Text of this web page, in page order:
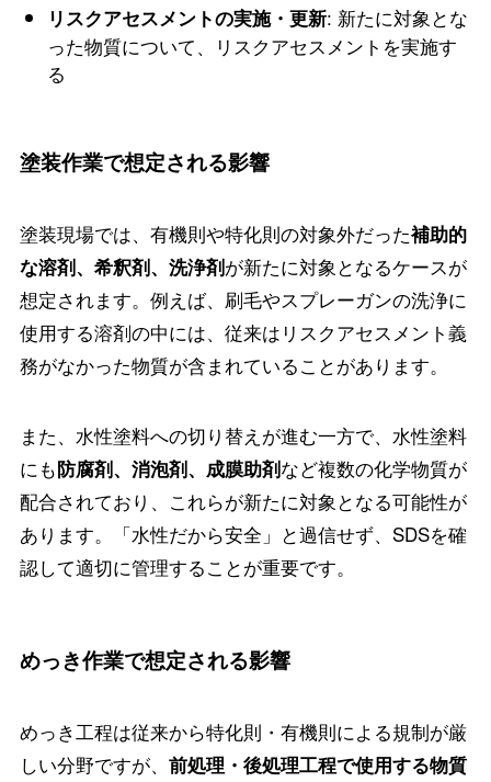
リスクアセスメントの実施・更新: 新たに対象とな
った物質について、リスクアセスメントを実施す
る
塗装作業で想定される影響
塗装現場では、有機則や特化則の対象外だった補助的
な溶剤、希釈剤、洗浄剤が新たに対象となるケースが
想定されます。例えば、刷毛やスプレーガンの洗浄に
使用する溶剤の中には、従来はリスクアセスメント義
務がなかった物質が含まれていることがあります。
また、水性塗料への切り替えが進む一方で、水性塗料
にも防腐剤、消泡剤、成膜助剤など複数の化学物質が
配合されており、これらが新たに対象となる可能性が
あります。「水性だから安全」と過信せず、SDSを確
認して適切に管理することが重要です。
めっき作業で想定される影響
めっき工程は従来から特化則・有機則による規制が厳
しい分野ですが、 前処理・後処理工程で使用する物質